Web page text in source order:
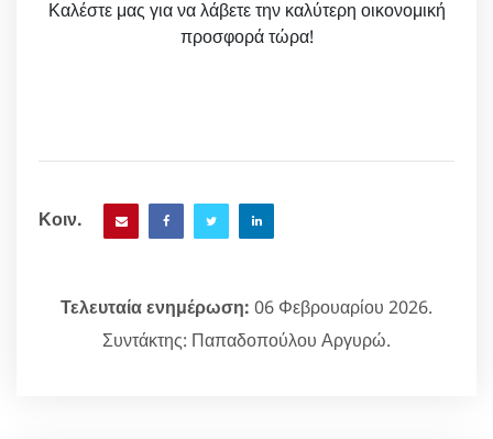
Καλέστε μας για να λάβετε την καλύτερη οικονομική
προσφορά τώρα!
Κοιν.
Τελευταία ενημέρωση: 06 Φεβρουαρίου 2026.
Συντάκτης: Παπαδοπούλου Αργυρώ.